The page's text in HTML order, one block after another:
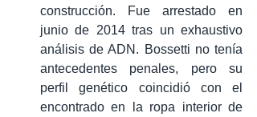
construcción. Fue arrestado en
junio de 2014 tras un exhaustivo
análisis de ADN. Bossetti no tenía
antecedentes penales, pero su
perfil genético coincidió con el
encontrado en la ropa interior de